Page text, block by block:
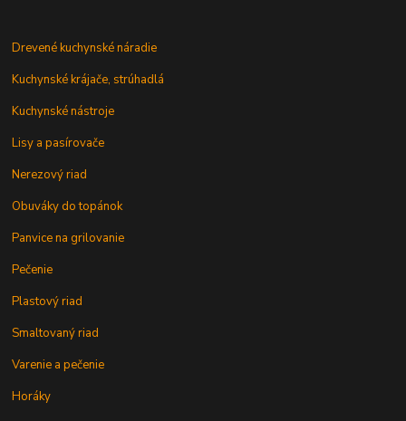
Drevené kuchynské náradie
Kuchynské krájače, strúhadlá
Kuchynské nástroje
Lisy a pasírovače
Nerezový riad
Obuváky do topánok
Panvice na grilovanie
Pečenie
Plastový riad
Smaltovaný riad
Varenie a pečenie
Horáky